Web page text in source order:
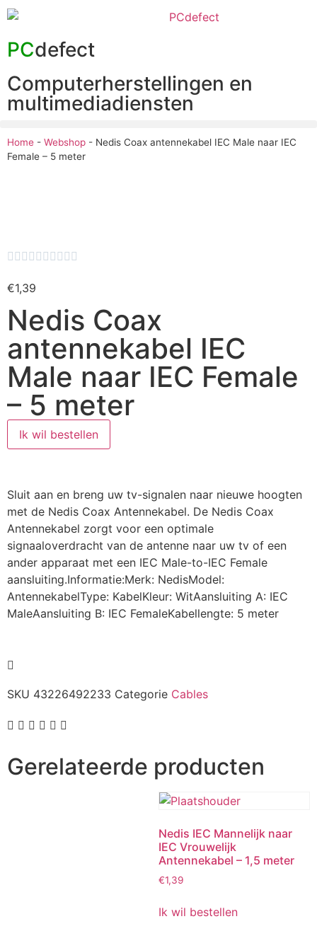
PCdefect
Computerherstellingen en
multimediadiensten
Home - Webshop - Nedis Coax antennekabel IEC Male naar IEC
Female – 5 meter
         
€1,39
Nedis Coax
antennekabel IEC
Male naar IEC Female
– 5 meter
Ik wil bestellen
Sluit aan en breng uw tv-signalen naar nieuwe hoogten
met de Nedis Coax Antennekabel. De Nedis Coax
Antennekabel zorgt voor een optimale
signaaloverdracht van de antenne naar uw tv of een
ander apparaat met een IEC Male-to-IEC Female
aansluiting.Informatie:Merk: NedisModel:
AntennekabelType: KabelKleur: WitAansluiting A: IEC
MaleAansluiting B: IEC FemaleKabellengte: 5 meter
SKU 43226492233 Categorie Cables
Gerelateerde producten
Nedis IEC Mannelijk naar
IEC Vrouwelijk
Antennekabel – 1,5 meter
€1,39
Ik wil bestellen